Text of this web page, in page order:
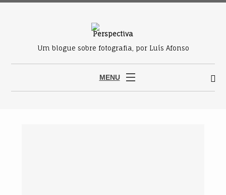
Um blogue sobre fotografia, por Luís Afonso
MENU